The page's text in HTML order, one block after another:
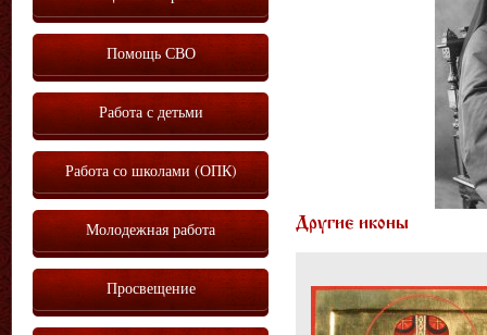
Другие иконы
Помощь СВО
Работа с детьми
Работа со школами (ОПК)
Молодежная работа
Просвещение